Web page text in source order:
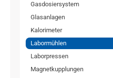
Gasdosiersystem
Glasanlagen
Kalorimeter
Labormühlen
Laborpressen
Magnetkupplungen